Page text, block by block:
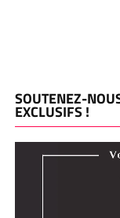
SOUTENEZ-
EXCLUSIFS !